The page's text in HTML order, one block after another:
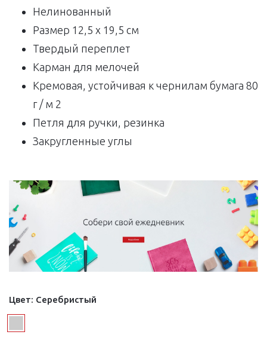
Нелинованный
Размер 12,5 х 19,5 см
Твердый переплет
Карман для мелочей
Кремовая, устойчивая к чернилам бумага 80
г / м 2
Петля для ручки, резинка
Закругленные углы
Цвет: Серебристый